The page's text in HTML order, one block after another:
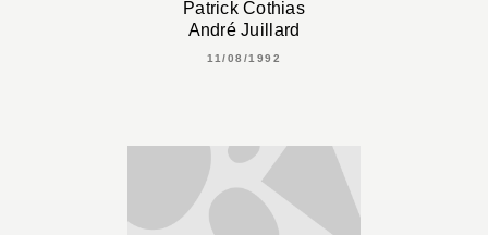
Patrick Cothias
André Juillard
11/08/1992